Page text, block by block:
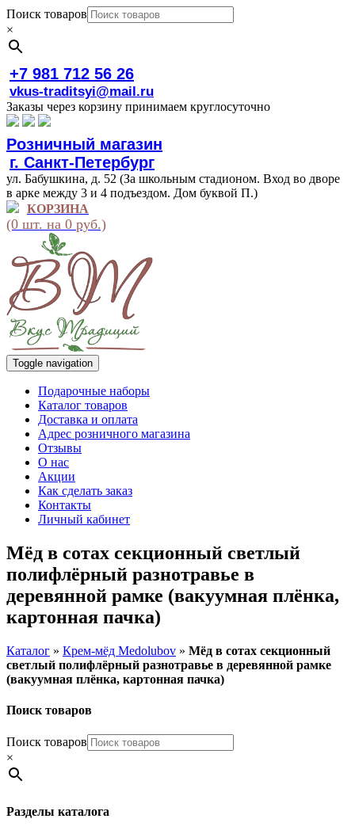
Поиск товаров
×
+7 981 712 56 26
vkus-traditsyi@mail.ru
Заказы через корзину принимаем круглосуточно
Розничный магазин
г. Санкт-Петербург
ул. Бабушкина, д. 52 (За школьным стадионом. Вход во дворе
в арке между 3 и 4 подъездом. Дом буквой П.)
КОРЗИНА
(0 шт. на 0 руб.)
Toggle navigation
Подарочные наборы
Каталог товаров
Доставка и оплата
Адрес розничного магазина
Отзывы
О нас
Акции
Как сделать заказ
Контакты
Личный кабинет
Мёд в сотах секционный светлый
полифлёрный разнотравье в
деревянной рамке (вакуумная плёнка,
картонная пачка)
Каталог » Крем-мёд Medolubov » Мёд в сотах секционный
светлый полифлёрный разнотравье в деревянной рамке
(вакуумная плёнка, картонная пачка)
Поиск товаров
Поиск товаров
×
Разделы каталога